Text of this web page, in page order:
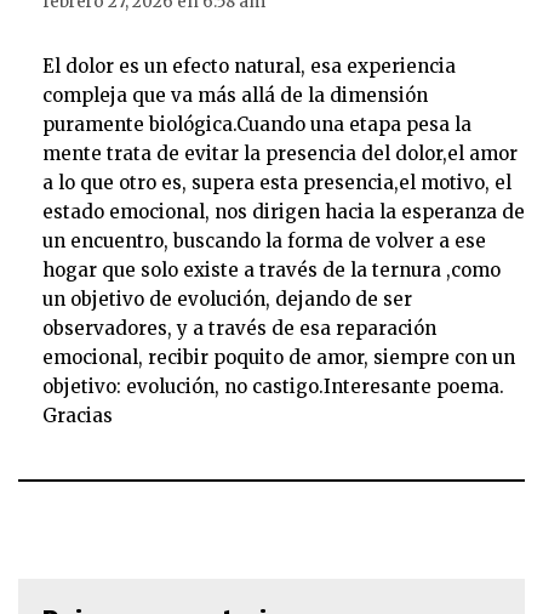
El dolor es un efecto natural, esa experiencia
compleja que va más allá de la dimensión
puramente biológica.Cuando una etapa pesa la
mente trata de evitar la presencia del dolor,el amor
a lo que otro es, supera esta presencia,el motivo, el
estado emocional, nos dirigen hacia la esperanza de
un encuentro, buscando la forma de volver a ese
hogar que solo existe a través de la ternura ,como
un objetivo de evolución, dejando de ser
observadores, y a través de esa reparación
emocional, recibir poquito de amor, siempre con un
objetivo: evolución, no castigo.Interesante poema.
Gracias